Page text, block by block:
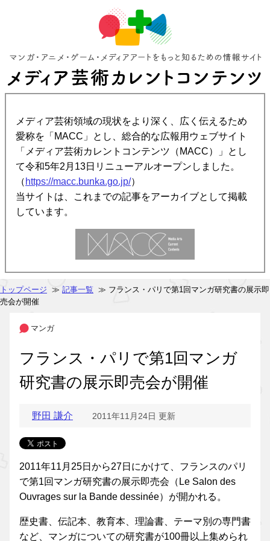
メディア芸術領域の現状をより深く、広く伝えるため
愛称を「MACC」とし、総合的な広報用ウェブサイト
「メディア芸術カレントコンテンツ（MACC）」とし
て令和5年2月13日リニューアルオープンしました。
（ https://macc.bunka.go.jp/）
当サイトは、これまでの記事をアーカイブとして掲載
しています。
トップページ ≫ 記事一覧 ≫ フランス・パリで第1回マンガ研究書の展示即
売会が開催
マンガ
フランス・パリで第1回マンガ
研究書の展示即売会が開催
野田 謙介 2011年11月24日 更新
2011年11月25日から27日にかけて、フランスのパリ
で第1回マンガ研究書の展示即売会（Le Salon des
Ouvrages sur la Bande dessinée）が開かれる。
歴史書、伝記本、教育本、理論書、テーマ別の専門書
など、マンガについての研究書が100冊以上集められ